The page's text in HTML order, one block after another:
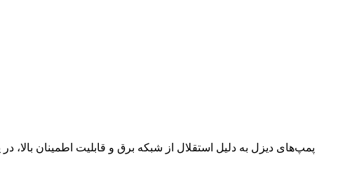
پمپ‌های دیزل به دلیل استقلال از شبکه برق و قابلیت اطمینان